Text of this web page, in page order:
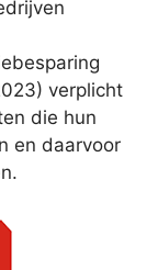
verplicht
die hun
en daarvoor